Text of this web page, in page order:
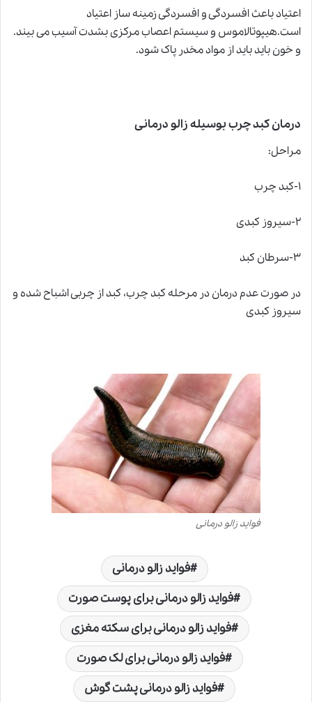
اعتیاد باعث افسردگیوافسردگی زمینه ساز اعتیاد
است.هیپوتالاموس و سیستم اعصاب مرکزی بشدت آسیب می بیند.
و خون باید باید از مواد مخدر پاک شود.
درمان کبد چرب بوسیله زالو درمانی
مراحل:
۱-کبد چرب
۲-سیروز کبدی
۳-سرطان کبد
در صورت عدم درمان در مرحله کبد چرب، کبد از چربی اشباح شده و
سیروز کبدی
فواید زالو درمانی
فواید زالو درمانی
فواید زالو درمانی برای پوست صورت
فواید زالو درمانی برای سکته مغزی
فواید زالو درمانی برای لک صورت
فواید زالو درمانی پشت گوش